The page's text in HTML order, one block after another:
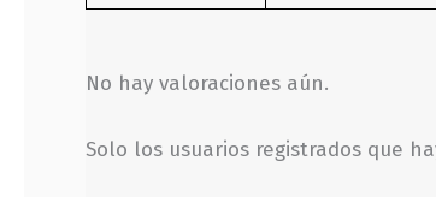
No hay valoraciones aún.
Solo los usuarios registrados que